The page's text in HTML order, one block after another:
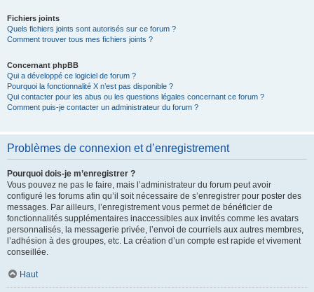
Fichiers joints
Quels fichiers joints sont autorisés sur ce forum ?
Comment trouver tous mes fichiers joints ?
Concernant phpBB
Qui a développé ce logiciel de forum ?
Pourquoi la fonctionnalité X n’est pas disponible ?
Qui contacter pour les abus ou les questions légales concernant ce forum ?
Comment puis-je contacter un administrateur du forum ?
Problèmes de connexion et d’enregistrement
Pourquoi dois-je m’enregistrer ?
Vous pouvez ne pas le faire, mais l’administrateur du forum peut avoir
configuré les forums afin qu’il soit nécessaire de s’enregistrer pour poster des
messages. Par ailleurs, l’enregistrement vous permet de bénéficier de
fonctionnalités supplémentaires inaccessibles aux invités comme les avatars
personnalisés, la messagerie privée, l’envoi de courriels aux autres membres,
l’adhésion à des groupes, etc. La création d’un compte est rapide et vivement
conseillée.
Haut